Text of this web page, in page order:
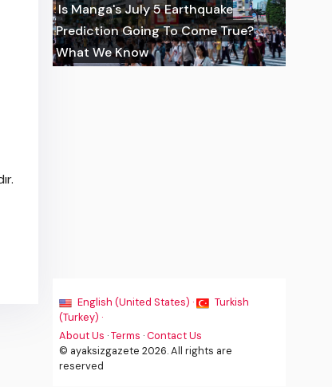
Is Manga's July 5 Earthquake
Prediction Going To Come True?
What We Know
English (United States) ·
Turkish
(Turkey) ·
About Us ·Terms ·Contact Us
© ayaksizgazete 2026. All rights are
reserved